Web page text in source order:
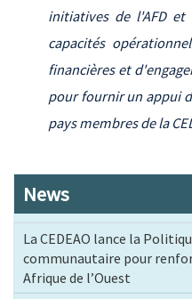
initiatives de l'AFD et
capacités
financières et
pour fournir un appui
pays membres de la
News
La CEDEAO lance la
communautaire pour
Afrique de l’Ouest